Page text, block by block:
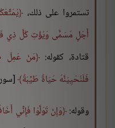
تستمروا على ذلك،
أَجَلٍ مُسَمًّى وَيُؤْتِ كُلَّ ذِي
قتادة، كقوله: مَنْ عَمِلَ
فَلَنُحْيِيَنَّهُ حَيَاةً طَيِّبَةً [سورة
وقوله: وَإِنْ تَوَلَّوْا فَإِنِّي